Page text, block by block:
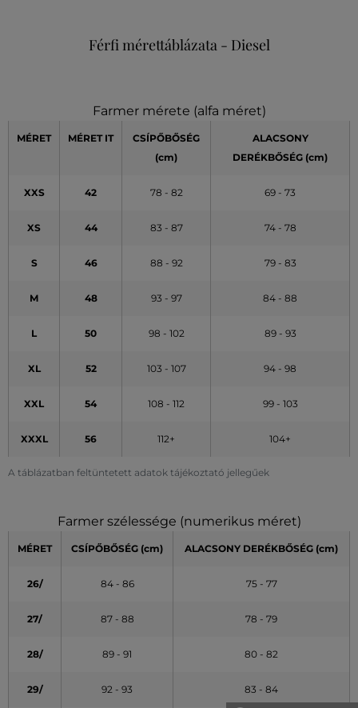
Férfi mérettáblázata - Diesel
Farmer mérete (alfa méret)
A táblázatban feltüntetett adatok tájékoztató jellegűek
MÉRET MÉRET IT
CSÍPŐBŐSÉG
(cm)
ALACSONY
DERÉKBŐSÉG (cm)
XXS 42 78 - 82 69 - 73
XS 44 83 - 87 74 - 78
S 46 88 - 92 79 - 83
M 48 93 - 97 84 - 88
L 50 98 - 102 89 - 93
XL 52 103 - 107 94 - 98
XXL 54 108 - 112 99 - 103
XXXL 56 112+ 104+
Farmer szélessége (numerikus méret)
MÉRET CSÍPŐBŐSÉG (cm) ALACSONY DERÉKBŐSÉG (cm)
26/ 84 - 86 75 - 77
27/ 87 - 88 78 - 79
28/ 89 - 91 80 - 82
29/ 92 - 93 83 - 84